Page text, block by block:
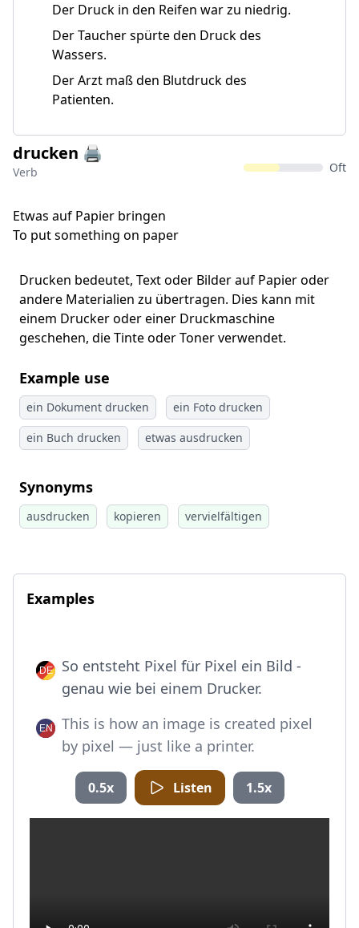
Der Druck in den Reifen war zu niedrig.
Der Taucher spürte den Druck des
Wassers.
Der Arzt maß den Blutdruck des
Patienten.
drucken 🖨️
Verb Oft
Etwas auf Papier bringen
To put something on paper
Drucken bedeutet, Text oder Bilder auf Papier oder
andere Materialien zu übertragen. Dies kann mit
einem Drucker oder einer Druckmaschine
geschehen, die Tinte oder Toner verwendet.
Example use
ein Dokument drucken
ein Foto drucken
ein Buch drucken
etwas ausdrucken
Synonyms
ausdrucken kopieren vervielfältigen
Examples
So entsteht Pixel für Pixel ein Bild -
genau wie bei einem Drucker.
This is how an image is created pixel
by pixel — just like a printer.
0.5x Listen 1.5x